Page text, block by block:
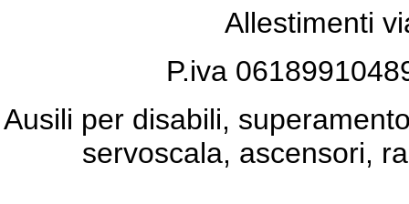
Allestimenti
P.iva
Ausili per disabili,
servoscala, ascensori,